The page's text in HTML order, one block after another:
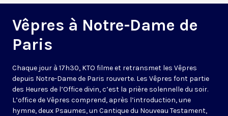
Vêpres à Notre-Dame de
Paris
Chaque jour à 17h30, KTO filme et retransmet les Vêpres
depuis Notre-Dame de Paris rouverte. Les Vêpres font partie
des Heures de l’Office divin, c’est la prière solennelle du soir.
L’office de Vêpres comprend, après l’introduction, une
hymne, deux Psaumes, un Cantique du Nouveau Testament,